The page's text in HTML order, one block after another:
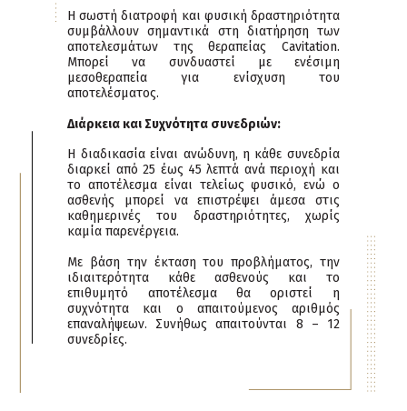
Η σωστή διατροφή και φυσική δραστηριότητα
συμβάλλουν σημαντικά στη διατήρηση των
αποτελεσμάτων της θεραπείας Cavitation.
Μπορεί να συνδυαστεί με ενέσιμη
μεσοθεραπεία για ενίσχυση του
αποτελέσματος.
Διάρκεια και Συχνότητα συνεδριών:
Η διαδικασία είναι ανώδυνη, η κάθε συνεδρία
διαρκεί από 25 έως 45 λεπτά ανά περιοχή και
το αποτέλεσμα είναι τελείως φυσικό, ενώ ο
ασθενής μπορεί να επιστρέψει άμεσα στις
καθημερινές του δραστηριότητες, χωρίς
καμία παρενέργεια.
Με βάση την έκταση του προβλήματος, την
ιδιαιτερότητα κάθε ασθενούς και το
επιθυμητό αποτέλεσμα θα οριστεί η
συχνότητα και ο απαιτούμενος αριθμός
επαναλήψεων. Συνήθως απαιτούνται 8 – 12
συνεδρίες.